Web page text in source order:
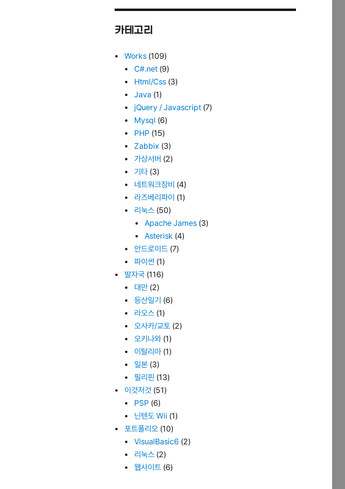
카테고리
Works (109)
C#.net (9)
Html/Css (3)
Java (1)
jQuery / Javascript (7)
Mysql (6)
PHP (15)
Zabbix (3)
가상서버 (2)
기타 (3)
네트워크장비 (4)
라즈베리파이 (1)
리눅스 (50)
Apache James(3)
Asterisk(4)
안드로이드 (7)
파이썬 (1)
발자국 (116)
대만 (2)
등산일기 (6)
라오스 (1)
오사카/교토 (2)
오키나와 (1)
이탈리아 (1)
일본 (3)
필리핀 (13)
이것저것 (51)
PSP (6)
닌텐도 Wii (1)
포트폴리오 (10)
VisualBasic6 (2)
리눅스 (2)
웹사이트 (6)